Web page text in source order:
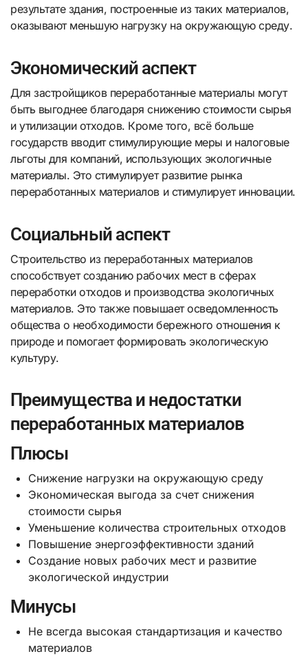
результате здания, построенные из таких материалов,
оказывают меньшую нагрузку на окружающую среду.
Экономический аспект
Для застройщиков переработанные материалы могут
быть выгоднее благодаря снижению стоимости сырья
и утилизации отходов. Кроме того, всё больше
государств вводит стимулирующие меры и налоговые
льготы для компаний, использующих экологичные
материалы. Это стимулирует развитие рынка
переработанных материалов и стимулирует инновации.
Социальный аспект
Строительство из переработанных материалов
способствует созданию рабочих мест в сферах
переработки отходов и производства экологичных
материалов. Это также повышает осведомленность
общества о необходимости бережного отношения к
природе и помогает формировать экологическую
культуру.
Преимущества и недостатки
переработанных материалов
Плюсы
Снижение нагрузки на окружающую среду
Экономическая выгода за счет снижения
стоимости сырья
Уменьшение количества строительных отходов
Повышение энергоэффективности зданий
Создание новых рабочих мест и развитие
экологической индустрии
Минусы
Не всегда высокая стандартизация и качество
материалов